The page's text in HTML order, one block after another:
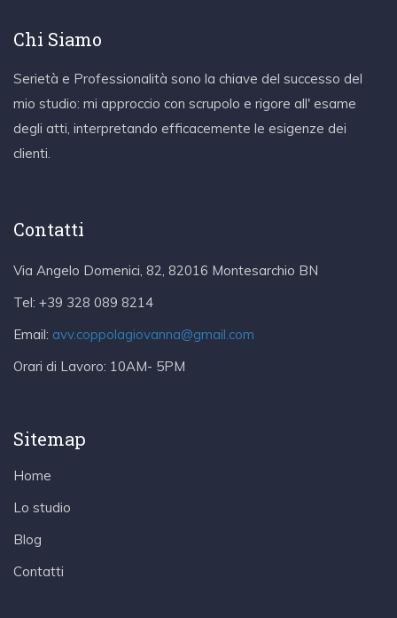
Chi Siamo
Serietà e Professionalità sono la chiave del successo del
mio studio: mi approccio con scrupolo e rigore all' esame
degli atti, interpretando efficacemente le esigenze dei
clienti.
Contatti
Via Angelo Domenici, 82, 82016 Montesarchio BN
Tel: +39 328 089 8214
Email: avv.coppolagiovanna@gmail.com
Orari di Lavoro: 10AM- 5PM
Sitemap
Home
Lo studio
Blog
Contatti